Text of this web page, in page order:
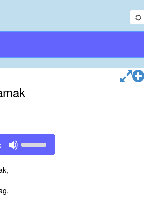
Up/Down